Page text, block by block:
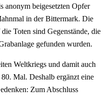
anonym beigesetzten Opfer
in der Bittermark. Die
Toten sind Gegenstände, die
gefunden wurden.
Weltkriegs und damit auch
Mal. Deshalb ergänzt eine
Zum Abschluss